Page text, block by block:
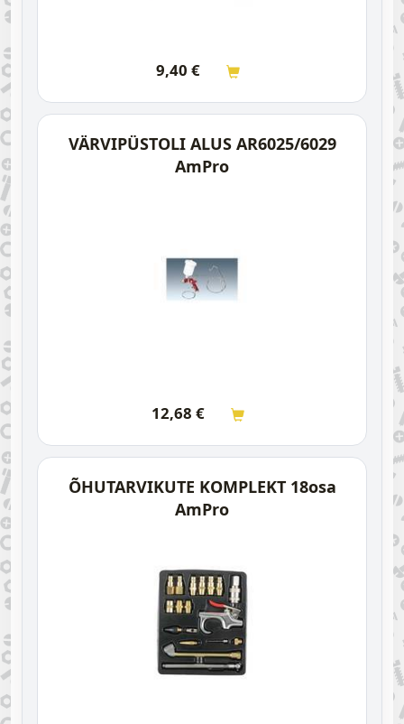
9,40 €
VÄRVIPÜSTOLI ALUS AR6025/6029
AmPro
12,68 €
ÕHUTARVIKUTE KOMPLEKT 18osa
AmPro